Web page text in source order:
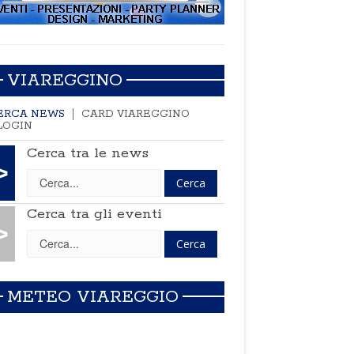
VIAREGGINO
NEWS
CARD VIAREGGINO
Cerca tra le news
Cerca tra gli eventi
METEO VIAREGGIO